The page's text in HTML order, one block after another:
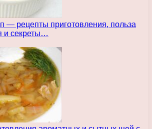
— рецепты приготовления, польза
и секреты…